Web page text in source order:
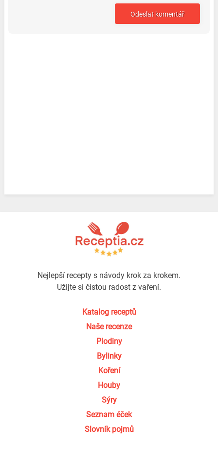
Nejlepší recepty s návody krok za krokem.
Užijte si čistou radost z vaření.
Katalog receptů
Naše recenze
Plodiny
Bylinky
Koření
Houby
Sýry
Seznam éček
Slovník pojmů